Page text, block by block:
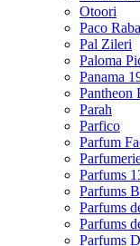
Otoori
Paco
Pal Zileri
Paloma
Panama
Pantheon
Parah
Parfico
Parfum
Parfums
Parfums
Parfums
Parfums
Parfums